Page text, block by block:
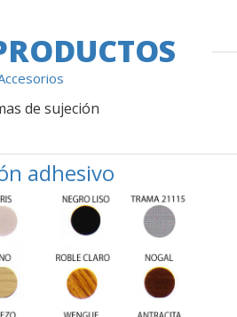
de sujeción
adhesivo